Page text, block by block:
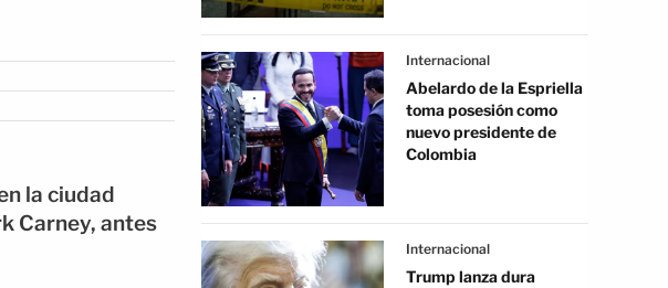
la ciudad
Carney, antes
Internacional
Abelardo de la Espriella
toma posesión como
nuevo presidente de
Colombia
Internacional
Trump lanza dura